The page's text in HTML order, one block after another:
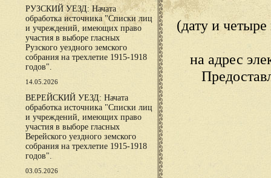
РУЗСКИЙ УЕЗД: Начата
обработка источника "Списки лиц
и учреждений, имеющих право
участия в выборе гласных
Рузского уездного земского
собрания на трехлетие 1915-1918
годов".
14.05.2026
ВЕРЕЙСКИЙ УЕЗД: Начата
обработка источника "Списки лиц
и учреждений, имеющих право
участия в выборе гласных
Верейского уездного земского
собрания на трехлетие 1915-1918
годов".
03.05.2026
(дату и
на адрес